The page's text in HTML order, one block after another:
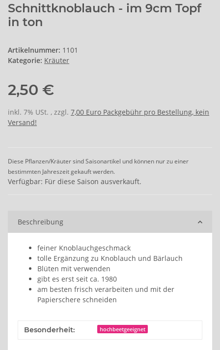
Schnittknoblauch - im 9cm Topf
in ton
Artikelnummer: 1101
Kategorie: Kräuter
2,50 €
inkl. 7% USt. , zzgl. 7,00 Euro Packgebühr pro Bestellung, kein
Versand!
Diese Pflanzen/Kräuter sind Saisonartikel und können nur zu einer
bestimmten Jahreszeit gekauft werden.
Verfügbar: Für diese Saison ausverkauft.
Beschreibung
feiner Knoblauchgeschmack
tolle Ergänzung zu Knoblauch und Bärlauch
Blüten mit verwenden
gibt es erst seit ca. 1980
am besten frisch verarbeiten und mit der
Papierschere schneiden
Besonderheit: hochbeetgeeignet